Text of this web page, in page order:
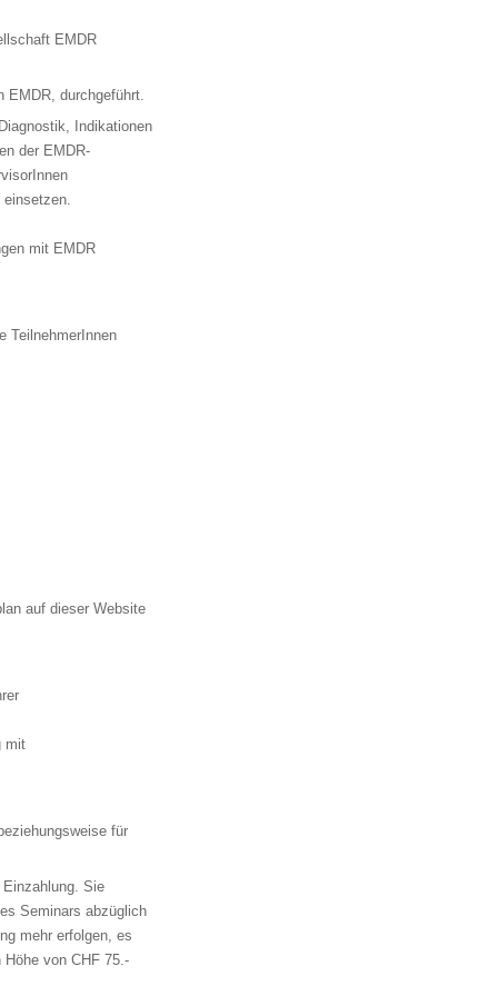
EMDR
durchgeführt.
Indikationen
der EMDR-
mit EMDR
TeilnehmerInnen
auf dieser Website
mit
für
Sie
Seminars abzüglich
mehr erfolgen, es
von CHF 75.-